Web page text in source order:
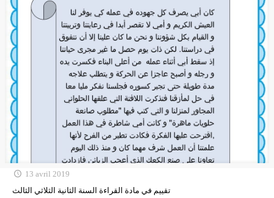
13 avril 2019
تقييم في مادة القراءة السنة الثانية الثلاثي الثالث